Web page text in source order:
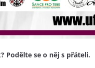
Podělte se o něj s přáteli.